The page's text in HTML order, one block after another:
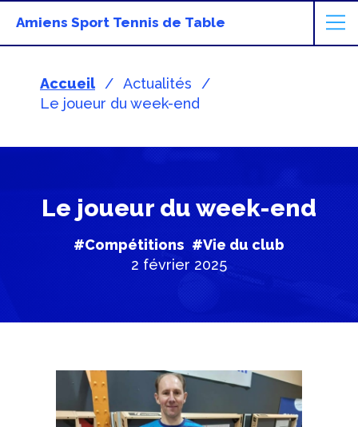
Amiens Sport Tennis de Table
Accueil
Actualités
Le joueur du week-end
Le joueur du week-end
#Compétitions #Vie du club
2 février 2025